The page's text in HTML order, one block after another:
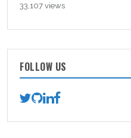
33,107 views
FOLLOW US